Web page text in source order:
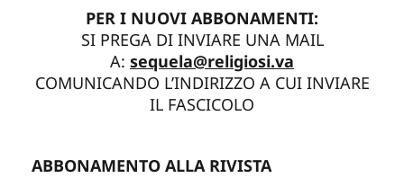
PER I NUOVI ABBONAMENTI:
SI PREGA DI INVIARE UNA MAIL
A: sequela@religiosi.va
COMUNICANDO L’INDIRIZZO A CUI INVIARE
IL FASCICOLO
ABBONAMENTO ALLA RIVISTA